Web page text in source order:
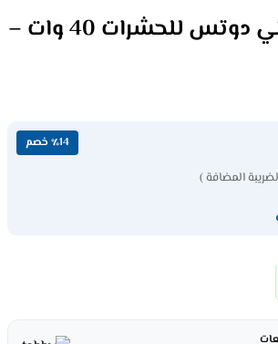
صاعق كهربائي دوتس للحشرات 40 وات –
٪14 خصم
المضافة )